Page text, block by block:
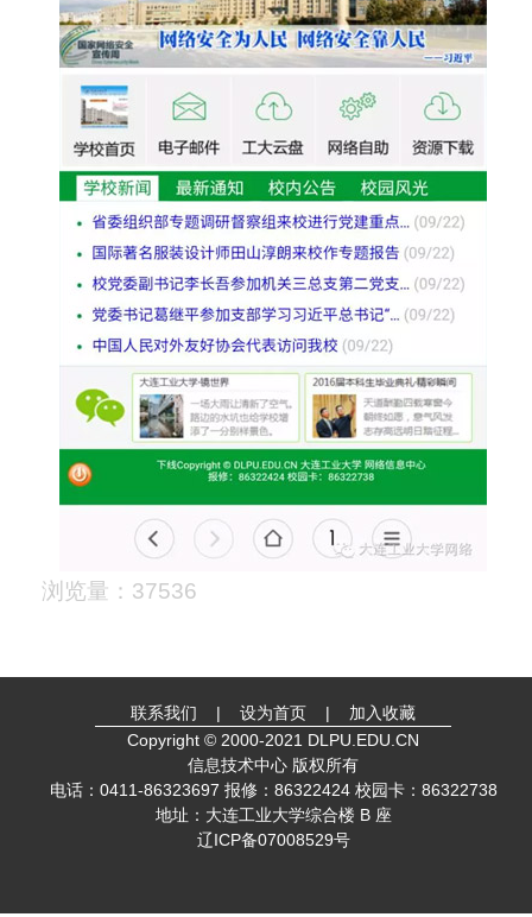
浏览量：37536
联系我们 | 设为首页 |
加入收藏
Copyright © 2000-2021 DLPU.EDU.CN
信息技术中心 版权所有
电话：0411-86323697 报修：86322424 校园卡：86322738
地址：大连工业大学综合楼 B 座
辽ICP备07008529号